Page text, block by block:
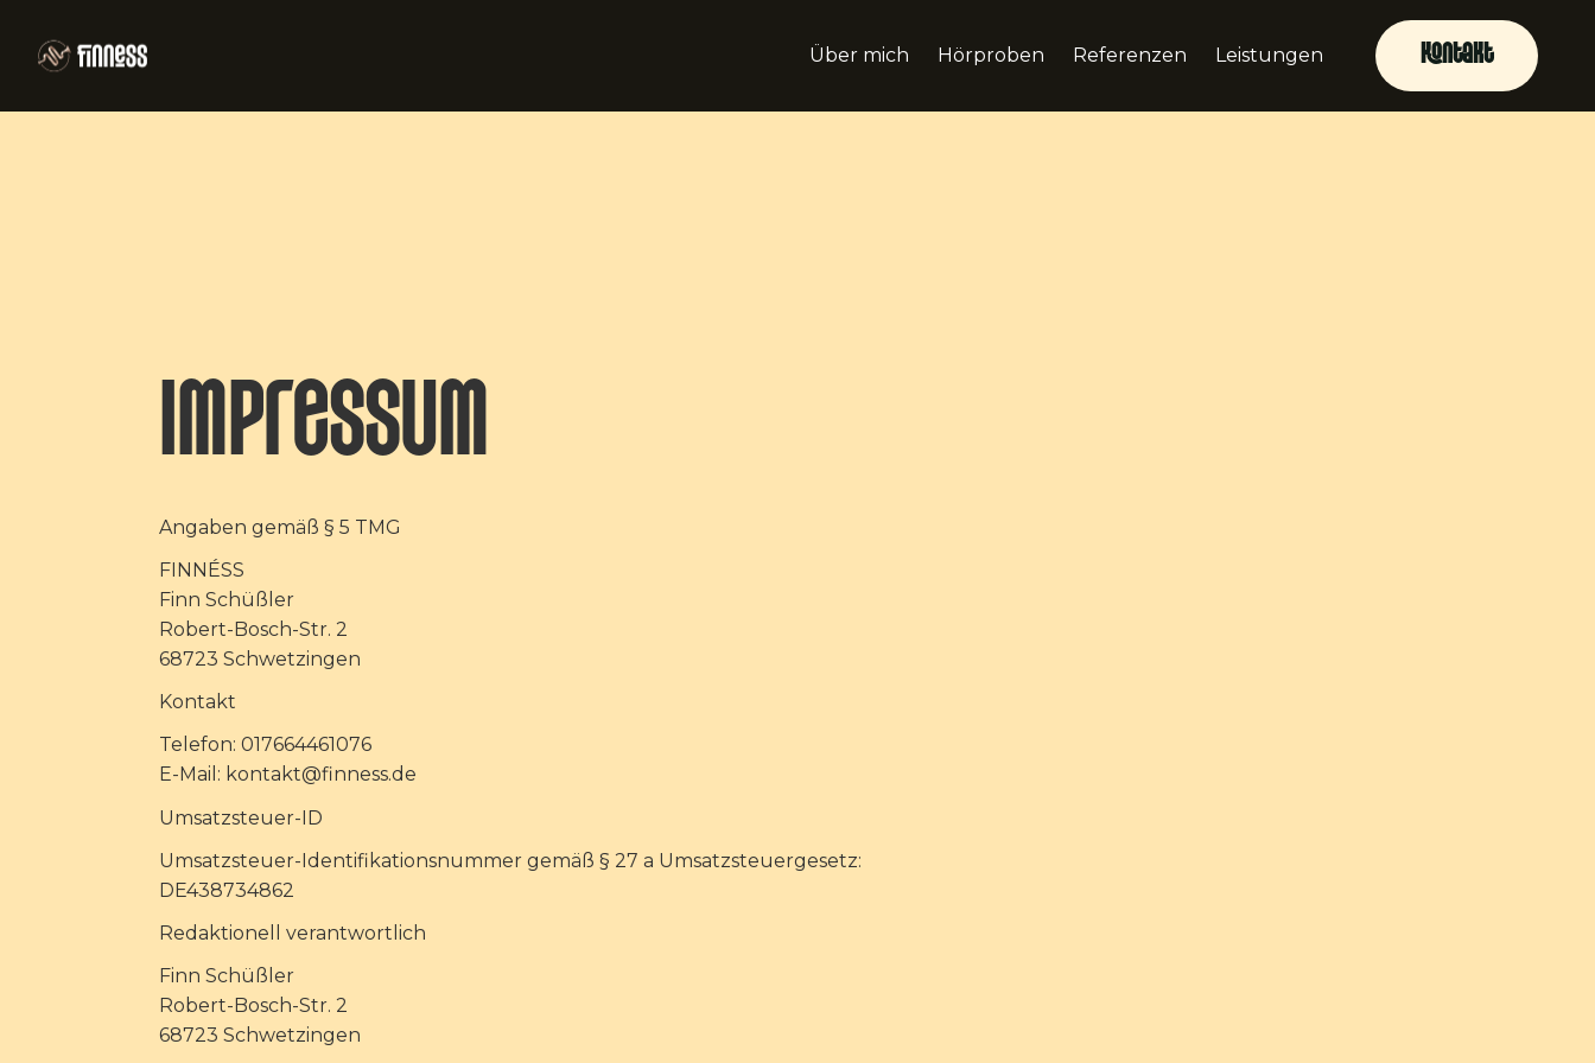
Über mich Hörproben Referenzen Leistungen Kontakt
Impressum
Angaben gemäß § 5 TMG
FINNÉSS
Finn Schüßler
Robert-Bosch-Str. 2
68723 Schwetzingen
Kontakt
Telefon: 017664461076
E-Mail: kontakt@finness.de
Umsatzsteuer-ID
Umsatzsteuer-Identifikationsnummer gemäß § 27 a Umsatzsteuergesetz:
DE438734862
Redaktionell verantwortlich
Finn Schüßler
Robert-Bosch-Str. 2
68723 Schwetzingen